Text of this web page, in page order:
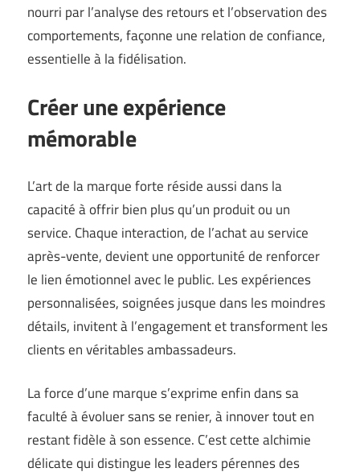
nourri par l’analyse des retours et l’observation des
comportements, façonne une relation de confiance,
essentielle à la fidélisation.
Créer une expérience
mémorable
L’art de la marque forte réside aussi dans la
capacité à offrir bien plus qu’un produit ou un
service. Chaque interaction, de l’achat au service
après-vente, devient une opportunité de renforcer
le lien émotionnel avec le public. Les expériences
personnalisées, soignées jusque dans les moindres
détails, invitent à l’engagement et transforment les
clients en véritables ambassadeurs.
La force d’une marque s’exprime enfin dans sa
faculté à évoluer sans se renier, à innover tout en
restant fidèle à son essence. C’est cette alchimie
délicate qui distingue les leaders pérennes des